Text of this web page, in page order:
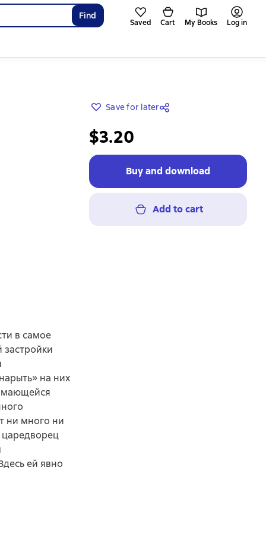
Find
Saved Cart My Books Log in
Save for later
$3.20
Buy and download
Add to cart
в самое
на них
ни много ни
ей явно